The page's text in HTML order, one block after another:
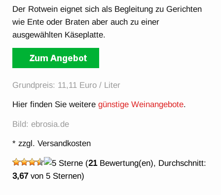
Der Rotwein eignet sich als Begleitung zu Gerichten
wie Ente oder Braten aber auch zu einer
ausgewählten Käseplatte.
Grundpreis: 11,11 Euro / Liter
Hier finden Sie weiteregünstige Weinangebote.
Bild: ebrosia.de
* zzgl. Versandkosten
(21Bewertung(en), Durchschnitt:
3,67von 5 Sternen)